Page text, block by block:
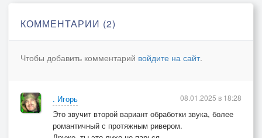
КОММЕНТАРИИ (2)
Чтобы добавить комментарий войдите на сайт.
. Игорь
Это звучит второй вариант обработки звука, более
романтичный с протяжным ривером.
08.01.2025 в 18:28